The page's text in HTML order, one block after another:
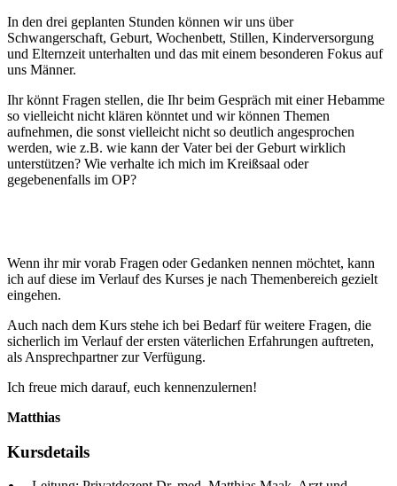
In den drei geplanten Stunden können wir uns über
Schwangerschaft, Geburt, Wochenbett, Stillen, Kinderversorgung
und Elternzeit unterhalten und das mit einem besonderen Fokus auf
uns Männer.
Ihr könnt Fragen stellen, die Ihr beim Gespräch mit einer Hebamme
so vielleicht nicht klären könntet und wir können Themen
aufnehmen, die sonst vielleicht nicht so deutlich angesprochen
werden, wie z.B. wie kann der Vater bei der Geburt wirklich
unterstützen? Wie verhalte ich mich im Kreißsaal oder
gegebenenfalls im OP?
Wenn ihr mir vorab Fragen oder Gedanken nennen möchtet, kann
ich auf diese im Verlauf des Kurses je nach Themenbereich gezielt
eingehen.
Auch nach dem Kurs stehe ich bei Bedarf für weitere Fragen, die
sicherlich im Verlauf der ersten väterlichen Erfahrungen auftreten,
als Ansprechpartner zur Verfügung.
Ich freue mich darauf, euch kennenzulernen!
Matthias
Kursdetails